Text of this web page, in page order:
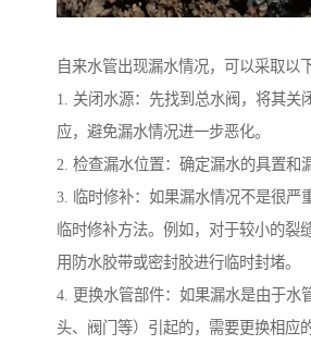
自来水管出现漏水情况，可以采取以
1. 关闭水源：先找到总水阀，将其关
应，避免漏水情况进一步恶化。
2. 检查漏水位置：确定漏水的具置和
3. 临时修补：如果漏水情况不是很严
临时修补方法。例如，对于较小的裂
用防水胶带或密封胶进行临时封堵。
4. 更换水管部件：如果漏水是由于水
头、阀门等）引起的，需要更换相应